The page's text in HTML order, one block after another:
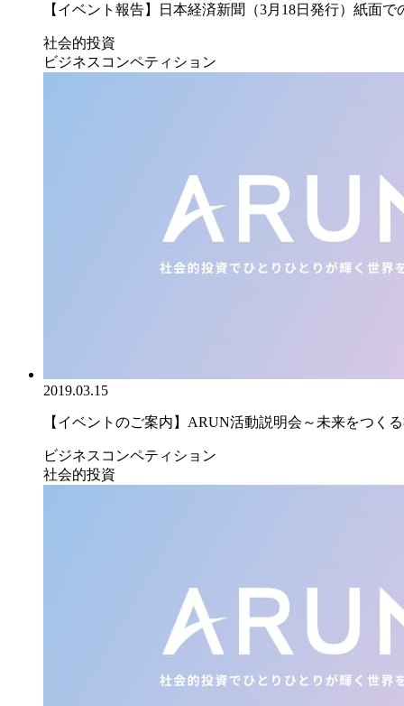
【イベント報告】日本経済新聞（3月18日発行）紙面で
社会的投資
ビジネスコンペティション
2019.03.15
【イベントのご案内】ARUN活動説明会～未来をつく
ビジネスコンペティション
社会的投資